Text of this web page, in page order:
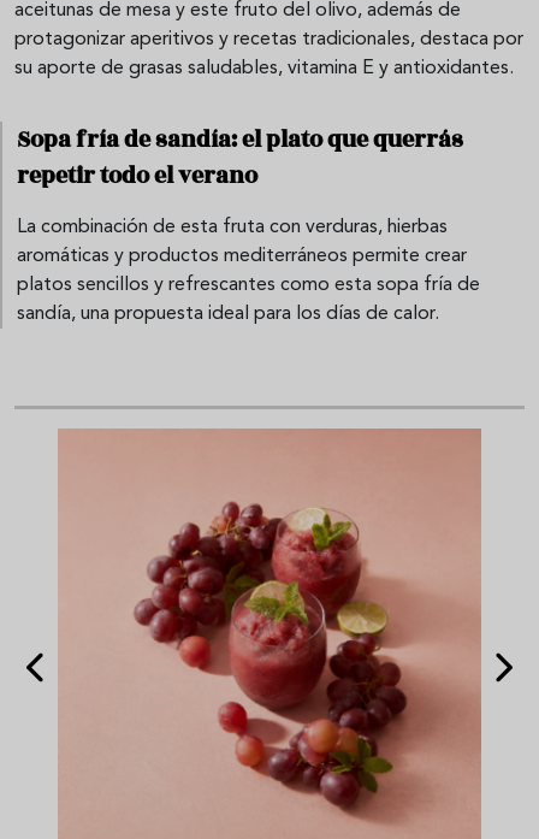
aceitunas de mesa y este fruto del olivo, además de
protagonizar aperitivos y recetas tradicionales, destaca por
su aporte de grasas saludables, vitamina E y antioxidantes.
Sopa fría de sandía: el plato que querrás
repetir todo el verano
La combinación de esta fruta con verduras, hierbas
aromáticas y productos mediterráneos permite crear
platos sencillos y refrescantes como esta sopa fría de
sandía, una propuesta ideal para los días de calor.